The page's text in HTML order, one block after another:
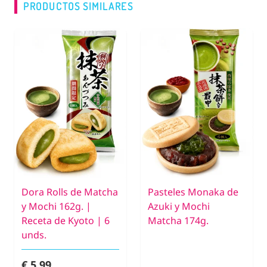
PRODUCTOS SIMILARES
Dora Rolls de Matcha
y Mochi 162g. |
Receta de Kyoto | 6
unds.
Pasteles Monaka de
Azuki y Mochi
Matcha 174g.